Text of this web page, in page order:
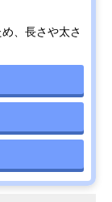
、長さや太さ